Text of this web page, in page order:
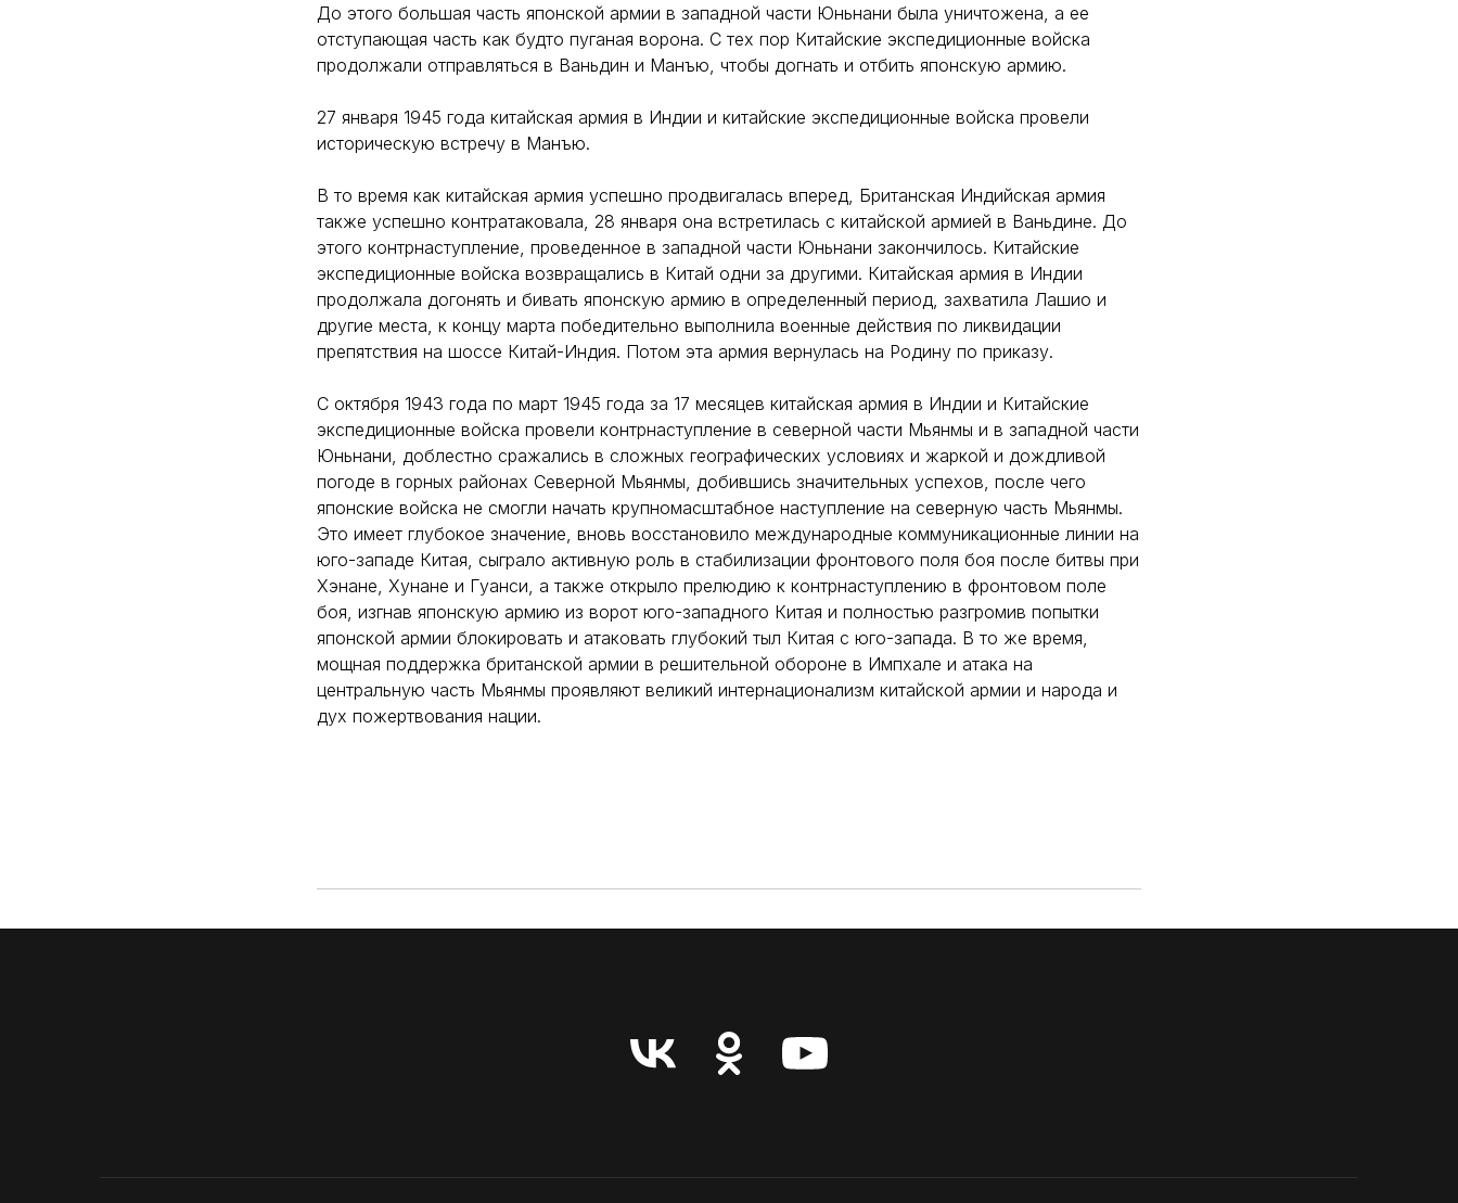
До этого большая часть японской армии в западной части Юньнани была уничтожена, а ее
отступающая часть как будто пуганая ворона. С тех пор Китайские экспедиционные войска
продолжали отправляться в Ваньдин и Манъю, чтобы догнать и отбить японскую армию.
27 января 1945 года китайская армия в Индии и китайские экспедиционные войска провели
историческую встречу в Манъю.
В то время как китайская армия успешно продвигалась вперед, Британская Индийская армия
также успешно контратаковала, 28 января она встретилась с китайской армией в Ваньдине. До
этого контрнаступление, проведенное в западной части Юньнани закончилось. Китайские
экспедиционные войска возвращались в Китай одни за другими. Китайская армия в Индии
продолжала догонять и бивать японскую армию в определенный период, захватила Лашио и
другие места, к концу марта победительно выполнила военные действия по ликвидации
препятствия на шоссе Китай-Индия. Потом эта армия вернулась на Родину по приказу.
С октября 1943 года по март 1945 года за 17 месяцев китайская армия в Индии и Китайские
экспедиционные войска провели контрнаступление в северной части Мьянмы и в западной части
Юньнани, доблестно сражались в сложных географических условиях и жаркой и дождливой
погоде в горных районах Северной Мьянмы, добившись значительных успехов, после чего
японские войска не смогли начать крупномасштабное наступление на северную часть Мьянмы.
Это имеет глубокое значение, вновь восстановило международные коммуникационные линии на
юго-западе Китая, сыграло активную роль в стабилизации фронтового поля боя после битвы при
Хэнане, Хунане и Гуанси, а также открыло прелюдию к контрнаступлению в фронтовом поле
боя, изгнав японскую армию из ворот юго-западного Китая и полностью разгромив попытки
японской армии блокировать и атаковать глубокий тыл Китая с юго-запада. В то же время,
мощная поддержка британской армии в решительной обороне в Импхале и атака на
центральную часть Мьянмы проявляют великий интернационализм китайской армии и народа и
дух пожертвования нации.